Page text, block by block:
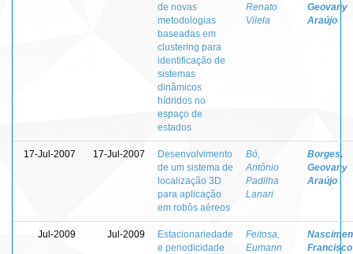
de novas
metodologias
baseadas em
clustering para
identificação de
sistemas
dinâmicos
hídridos no
espaço de
estados
Renato
Vilela
Geovany
Araújo
17-Jul-2007 17-Jul-2007
Desenvolvimento
de um sistema de
localização 3D
para aplicação
em robôs aéreos
Bó,
Antônio
Padilha
Lanari
Borges,
Geovany
Araújo
Jul-2009 Jul-2009
Estacionariedade
e periodicidade
Feitosa,
Eumann
Francisco